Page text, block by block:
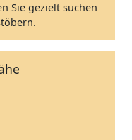
Sie gezielt suchen